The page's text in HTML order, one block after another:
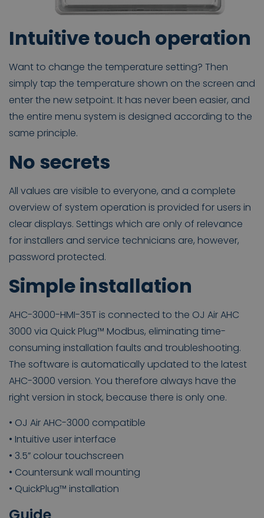
Intuitive touch operation
Want to change the temperature setting? Then
simply tap the temperature shown on the screen and
enter the new setpoint. It has never been easier, and
the entire menu system is designed according to the
same principle.
No secrets
All values are visible to everyone, and a complete
overview of system operation is provided for users in
clear displays. Settings which are only of relevance
for installers and service technicians are, however,
password protected.
Simple installation
AHC-3000-HMI-35T is connected to the OJ Air AHC
3000 via Quick Plug™ Modbus, eliminating time-
consuming installation faults and troubleshooting.
The software is automatically updated to the latest
AHC-3000 version. You therefore always have the
right version in stock, because there is only one.
• OJ Air AHC-3000 compatible
• Intuitive user interface
• 3.5” colour touchscreen
• Countersunk wall mounting
• QuickPlug™ installation